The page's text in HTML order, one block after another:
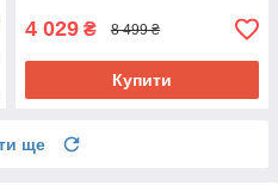
4 029 ₴ 8 499 ₴
Купити
ще